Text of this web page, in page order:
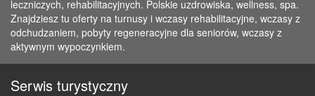
leczniczych, rehabilitacyjnych. Polskie uzdrowiska, wellness, spa.
Znajdziesz tu oferty na turnusy i wczasy rehabilitacyjne, wczasy z
odchudzaniem, pobyty regeneracyjne dla seniorów, wczasy z
aktywnym wypoczynkiem.
Serwis turystyczny